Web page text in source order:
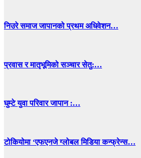
निउरे समाज जापानको प्रथम अधिवेशन…
प्रवास र मातृभूमिको सञ्चार सेतु:…
घुम्टे युवा परिवार जापान :…
टोकियोमा ‘एफएनजे ग्लोबल मिडिया कन्फ्रेन्स…